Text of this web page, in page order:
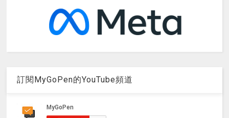
訂閱MyGoPen的YouTube頻道